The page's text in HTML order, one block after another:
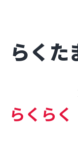
らくた
らくらく